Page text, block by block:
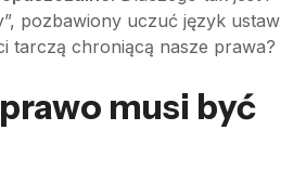
pozbawiony uczuć język ustaw
tarczą chroniącą nasze prawa?
musi być